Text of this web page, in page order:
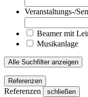
Veranstaltungs-/
Beamer mit
Musikanlage
Alle Suchfilter anzeigen
Referenzen
Referenzen schließen